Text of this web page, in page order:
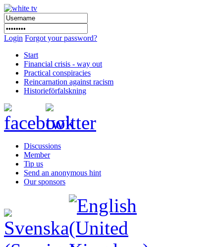
Login Forgot your password?
Start
Financial crisis - way out
Practical conspiracies
Reincarnation against racism
Historieförfalskning
Discussions
Member
Tip us
Send an anonymous hint
Our sponsors